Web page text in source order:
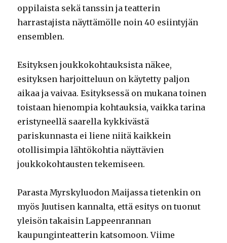
oppilaista sekä tanssin ja teatterin
harrastajista näyttämölle noin 40 esiintyjän
ensemblen.
Esityksen joukkokohtauksista näkee,
esityksen harjoitteluun on käytetty paljon
aikaa ja vaivaa. Esityksessä on mukana toinen
toistaan hienompia kohtauksia, vaikka tarina
eristyneellä saarella kykkivästä
pariskunnasta ei liene niitä kaikkein
otollisimpia lähtökohtia näyttävien
joukkokohtausten tekemiseen.
Parasta Myrskyluodon Maijassa tietenkin on
myös Juutisen kannalta, että esitys on tuonut
yleisön takaisin Lappeenrannan
kaupunginteatterin katsomoon. Viime